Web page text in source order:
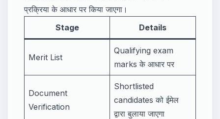
प्रक्रिया के आधार पर किया जाएगा।
Stage
Details
Merit List
Qualifying exam
marks के आधार पर
Document
Verification
Shortlisted
candidates को ईमेल
द्वारा बुलाया जाएगा